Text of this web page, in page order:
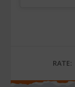
RATE: